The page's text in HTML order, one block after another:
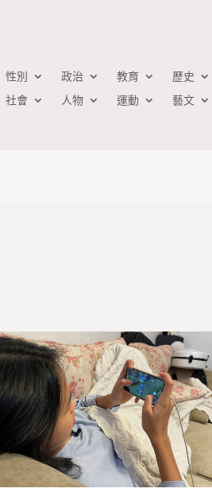
性別 政治 教育
歷史
社會
人物 運動 藝文